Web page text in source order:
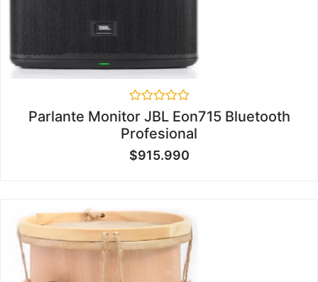
Valorado
en
0
de
5
Parlante Monitor JBL Eon715 Bluetooth
Profesional
$915.990